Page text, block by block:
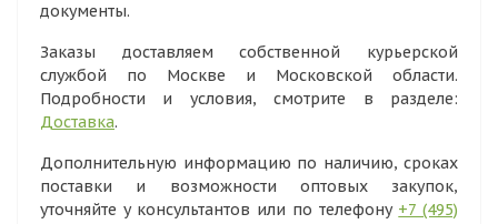
документы.
Заказы доставляем собственной курьерской
службой по Москве и Московской области.
Подробности и условия, смотрите в разделе:
Доставка.
Дополнительную информацию по наличию, сроках
поставки и возможности оптовых закупок,
уточняйте у консультантов или по телефону +7 (495)